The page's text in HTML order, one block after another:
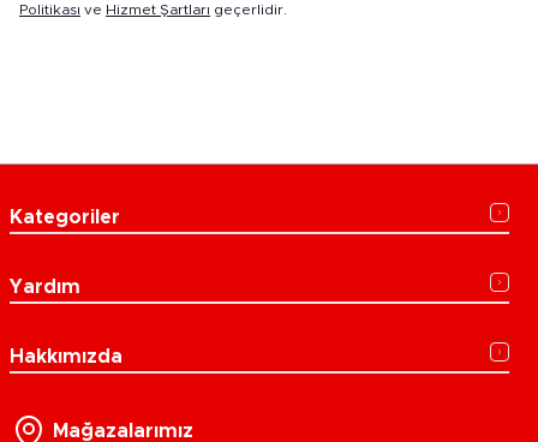
Politikası ve Hizmet Şartları geçerlidir.
Kategoriler
Yardım
Hakkımızda
Mağazalarımız